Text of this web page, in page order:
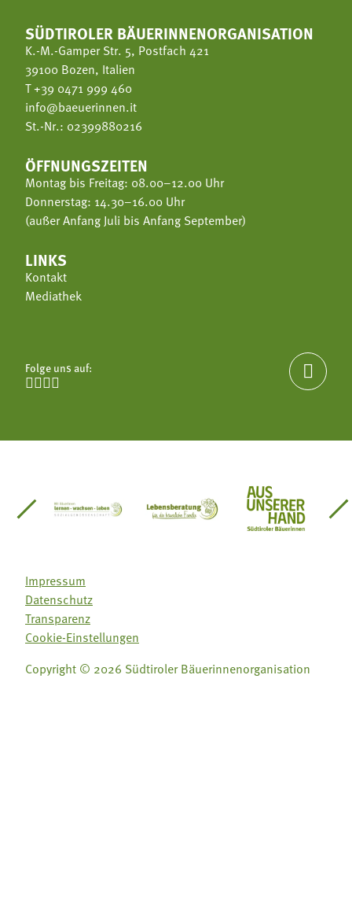
SÜDTIROLER BÄUERINNENORGANISATION
K.-M.-Gamper Str. 5, Postfach 421
39100 Bozen, Italien
T+39 0471 999 460
info@baeuerinnen.it
St.-Nr.: 02399880216
ÖFFNUNGSZEITEN
Montag bis Freitag: 08.00–12.00 Uhr
Donnerstag: 14.30–16.00 Uhr
(außer Anfang Juli bis Anfang September)
LINKS
Kontakt
Mediathek
Folge uns auf:


Südtirol
Gärtnervereinigung
Sozialgenossenschaft Mit Bäuerinnen lernen -
Lebensberatung für dieAus unserer
Impressum
Datenschutz
Transparenz
Cookie-Einstellungen
Copyright © 2026 Südtiroler Bäuerinnenorganisation